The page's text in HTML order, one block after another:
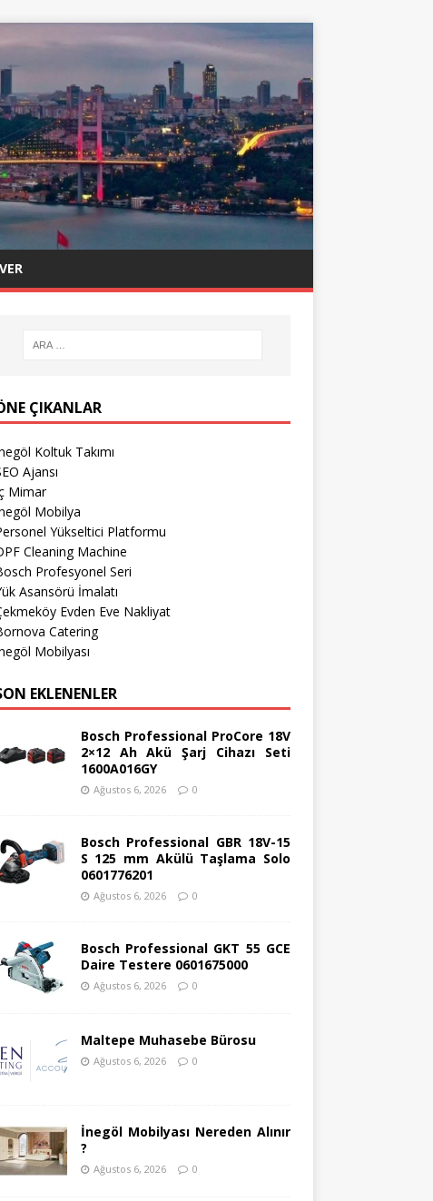
ÇIKANLAR
Koltuk Takımı
Ajansı
Mimar
Mobilya
Yükseltici Platformu
Cleaning Machine
Profesyonel Seri
Asansörü İmalatı
Evden Eve Nakliyat
Catering
Mobilyası
EKLENENLER
Bosch Professional ProCore 18V
2×12 Ah Akü Şarj Cihazı Seti
1600A016GY
Ağustos 6, 2026 0
Bosch Professional GBR 18V-15
S 125 mm Akülü Taşlama Solo
0601776201
Ağustos 6, 2026 0
Bosch Professional GKT 55 GCE
Daire Testere 0601675000
Ağustos 6, 2026 0
Maltepe Muhasebe Bürosu
Ağustos 6, 2026 0
İnegöl Mobilyası Nereden Alınır
?
Ağustos 6, 2026 0